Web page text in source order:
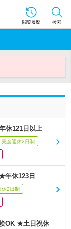
閲覧履歴 検索
休121日以上
完全週休2日制
年休123日
休2日制
OK ★土日祝休